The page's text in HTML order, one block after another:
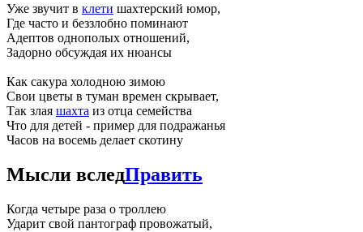
Уже звучит в клети шахтерский юмор,
Где часто и беззлобно поминают
Адептов однополых отношений,
Задорно обсуждая их нюансы
Как сакура холодною зимою
Свои цветы в туман времен скрывает,
Так злая шахта из отца семейства
Что для детей - пример для подражанья
Часов на восемь делает скотину
Мысли вследПравить
Когда четыре раза о троллею
Ударит свой пантограф провожатый,